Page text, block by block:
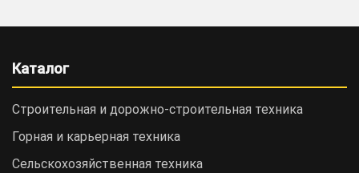
Каталог
Строительная и дорожно-cтроительная техника
Горная и карьерная техника
Сельскохозяйственная техника